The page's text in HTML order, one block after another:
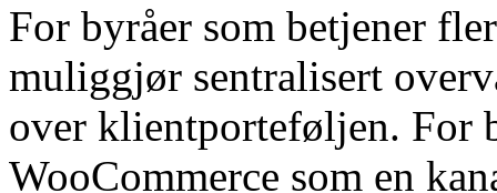
For byråer som betjener
muliggjør sentralisert
over klientporteføljen. For
WooCommerce som en